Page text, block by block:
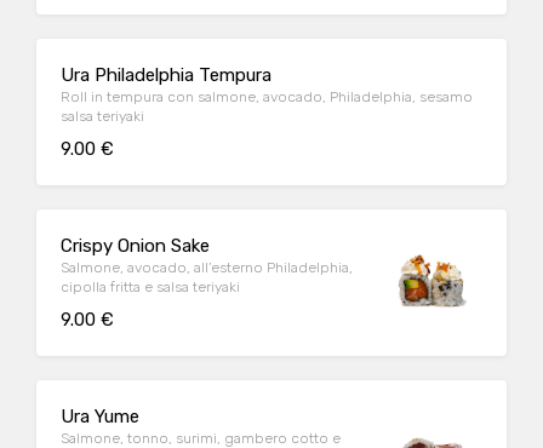
Ura Philadelphia Tempura
Roll in tempura con salmone, avocado, Philadelphia, sesamo
salsa teriyaki
9.00 €
Crispy Onion Sake
Salmone, avocado, all’esterno Philadelphia,
cipolla fritta e salsa teriyaki
9.00 €
Ura Yume
Salmone, tonno, surimi, gambero cotto e